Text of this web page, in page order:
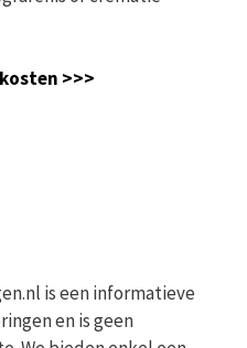
>>>
is een informatieve
en is geen